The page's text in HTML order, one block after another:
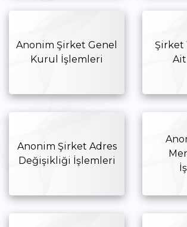
Anonim Şirket Genel
Kurul İşlemleri
Şirket
Anonim Şirket Adres
Değişikliği İşlemleri